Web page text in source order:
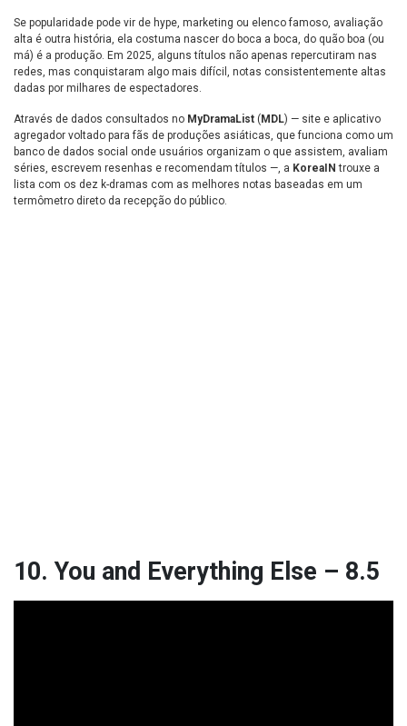
Se popularidade pode vir de hype, marketing ou elenco famoso, avaliação
alta é outra história, ela costuma nascer do boca a boca, do quão boa (ou
má) é a produção. Em 2025, alguns títulos não apenas repercutiram nas
redes, mas conquistaram algo mais difícil, notas consistentemente altas
dadas por milhares de espectadores.
Através de dados consultados no MyDramaList ( MDL) — site e aplicativo
agregador voltado para fãs de produções asiáticas, que funciona como um
banco de dados social onde usuários organizam o que assistem, avaliam
séries, escrevem resenhas e recomendam títulos —, a KoreaIN trouxe a
lista com os dez k-dramas com as melhores notas baseadas em um
termômetro direto da recepção do público.
10. You and Everything Else – 8.5